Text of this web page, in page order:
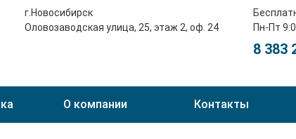
г.Новосибирск
Оловозаводская улица, 25, этаж 2, оф. 24
Пн-Пт
8 383
О компании Контакты